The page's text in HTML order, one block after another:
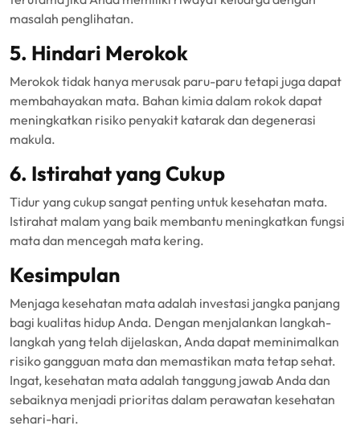
masalah penglihatan.
5. Hindari Merokok
Merokok tidak hanya merusak paru-paru tetapi juga dapat
membahayakan mata. Bahan kimia dalam rokok dapat
meningkatkan risiko penyakit katarak dan degenerasi
makula.
6. Istirahat yang Cukup
Tidur yang cukup sangat penting untuk kesehatan mata.
Istirahat malam yang baik membantu meningkatkan fungsi
mata dan mencegah mata kering.
Kesimpulan
Menjaga kesehatan mata adalah investasi jangka panjang
bagi kualitas hidup Anda. Dengan menjalankan langkah-
langkah yang telah dijelaskan, Anda dapat meminimalkan
risiko gangguan mata dan memastikan mata tetap sehat.
Ingat, kesehatan mata adalah tanggung jawab Anda dan
sebaiknya menjadi prioritas dalam perawatan kesehatan
sehari-hari.